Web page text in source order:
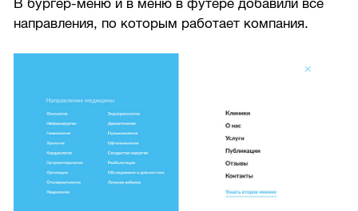
В бургер-меню и в меню в футере добавили все
направления, по которым работает компания.